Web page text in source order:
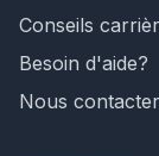
Conseils
Besoin d'aide?
Nous contacter